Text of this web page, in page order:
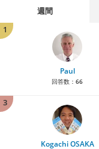
週間
1
Paul
回答数： 66
3
Kogachi OSAKA